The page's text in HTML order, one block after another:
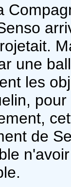
une
les
de